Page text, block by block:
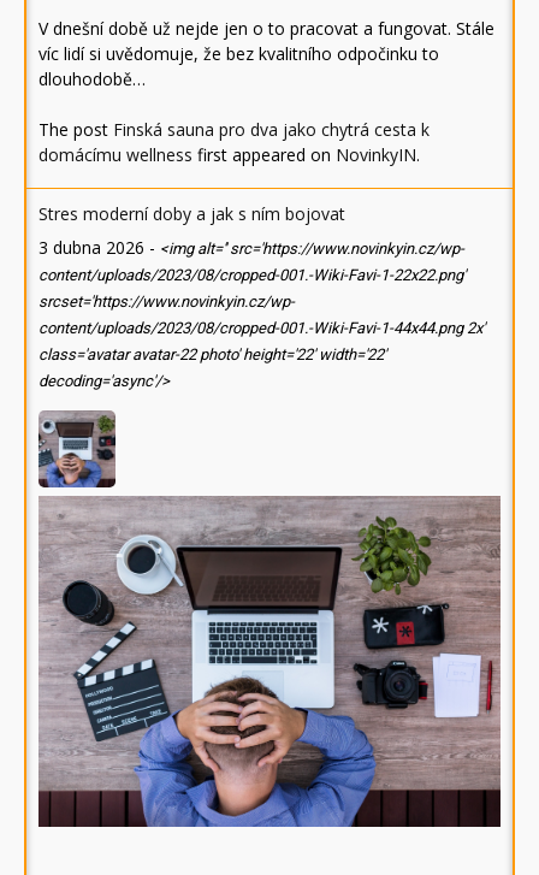
V dnešní době už nejde jen o to pracovat a fungovat. Stále
víc lidí si uvědomuje, že bez kvalitního odpočinku to
dlouhodobě…
The post Finská sauna pro dva jako chytrá cesta k
domácímu wellness first appeared on NovinkyIN.
Stres moderní doby a jak s ním bojovat
3 dubna 2026 - <img alt='' src='https://www.novinkyin.cz/wp-
content/uploads/2023/08/cropped-001.-Wiki-Favi-1-22x22.png'
srcset='https://www.novinkyin.cz/wp-
content/uploads/2023/08/cropped-001.-Wiki-Favi-1-44x44.png 2x'
class='avatar avatar-22 photo' height='22' width='22'
decoding='async'/>